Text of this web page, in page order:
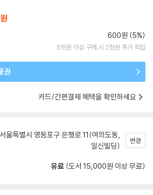
600원 (5%)
5만원 이상 구매 시 2천원 추가 적립
권
카드/간편결제 혜택을 확인하세요
서울특별시 영등포구 은행로 11(여의도동,
일신빌딩)
변경
유료 (도서 15,000원 이상 무료)